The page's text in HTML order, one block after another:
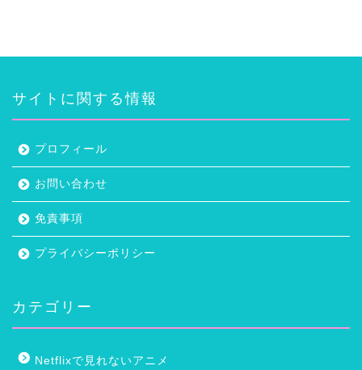
サイトに関する情報
プロフィール
お問い合わせ
免責事項
プライバシーポリシー
カテゴリー
Netflixで見れないアニメ